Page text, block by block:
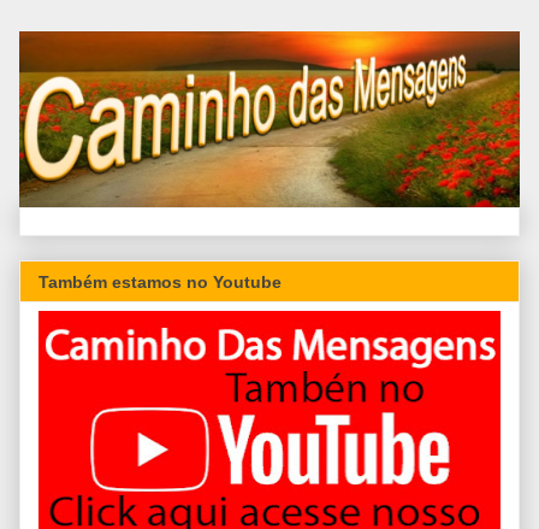
Também estamos no Youtube